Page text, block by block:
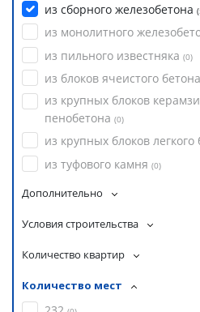
из сборного железобетона (
из монолитного
из пильного известняка (0)
из блоков ячеистого бетона
из крупных блоков
пенобетона (0)
из крупных блоков легкого
из туфового камня (0)
Дополнительно
Условия строительства
Количество квартир
Количество мест